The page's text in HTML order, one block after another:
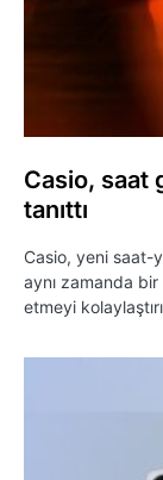
Casio, saat
tanıttı
Casio, yeni saat-
aynı zamanda bir
etmeyi